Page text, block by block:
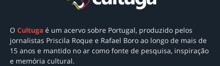
O Cultuga é um acervo sobre Portugal, produzido pelos
jornalistas Priscila Roque e Rafael Boro ao longo de mais de
15 anos e mantido no ar como fonte de pesquisa, inspiração
e memória cultural.